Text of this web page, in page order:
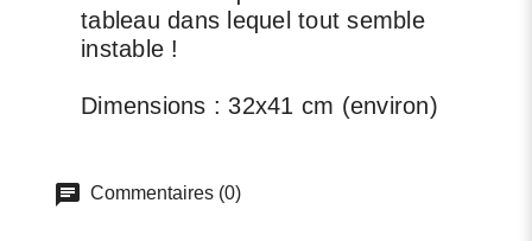
tableau dans lequel tout semble
instable !
Dimensions : 32x41 cm (environ)
Commentaires (0)